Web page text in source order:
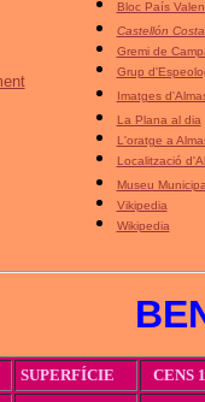
Bloc País
Castellón
Gremi de
Grup
Imatges
La Plana al dia
L'oratge a
Localització
Museu
Vikipedia
Wikipedia
SUPERFÍCIE CENS